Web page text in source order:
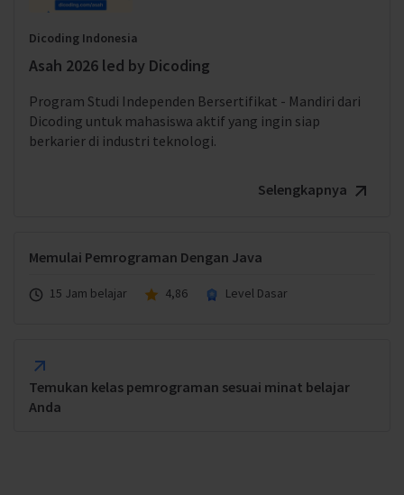
Dicoding Indonesia
Asah 2026 led by Dicoding
Program Studi Independen Bersertifikat - Mandiri dari
Dicoding untuk mahasiswa aktif yang ingin siap
berkarier di industri teknologi.
Selengkapnya
Memulai Pemrograman Dengan Java
15 Jam belajar 4,86 Level Dasar
Temukan kelas pemrograman sesuai minat belajar
Anda